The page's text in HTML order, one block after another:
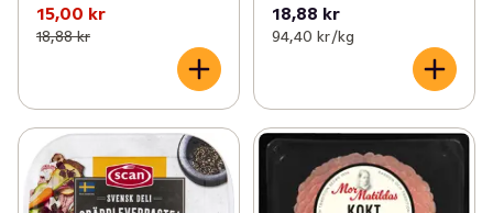
15,00 kr
18,88 kr
18,88 kr
94,40 kr /kg